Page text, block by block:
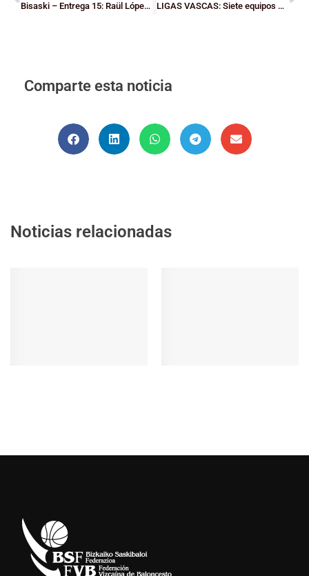
Bisaski – Entrega 15: Raül López y Sergio Sánchez – El jugador profesional más allá de la retirada LIGAS VASCAS: Siete equipos bizkainos jugarán las Finales a Cuatro por el título
Comparte esta noticia
Noticias relacionadas